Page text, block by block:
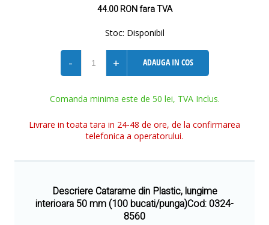
44.00 RONfara TVA
Stoc: Disponibil
- + ADAUGA IN COS
Comanda minima este de 50 lei, TVA Inclus.
Livrare in toata tara in 24-48 de ore, de la confirmarea
telefonica a operatorului.
Descriere Catarame din Plastic, lungime
interioara 50 mm (100 bucati/punga)Cod: 0324-
8560